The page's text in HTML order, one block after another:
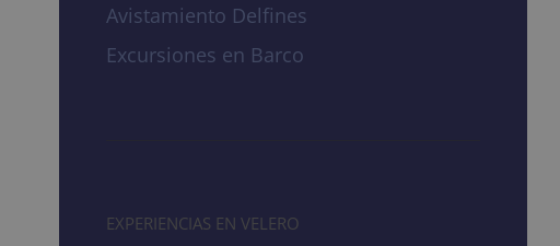
Avistamiento Delfines
Excursiones en Barco
EXPERIENCIAS EN VELERO